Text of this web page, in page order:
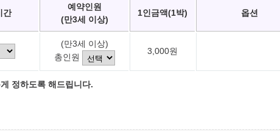
간
예약인원
(만3세 이상)
1인금액(1박) 옵션
(만3세 이상)
총인원
3,000원
정하도록 해드립니다.